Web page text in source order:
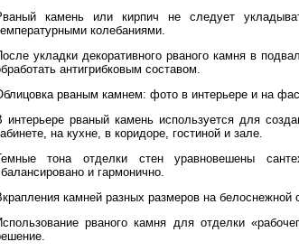
камень или кирпич не следует
колебаниями.
укладки декоративного рваного камня в
антигрибковым составом.
рваным камнем: фото в интерьере и на
интерьере рваный камень используется для
на кухне, в коридоре, гостиной и зале.
тона отделки стен уравновешены
и гармонично.
камней разных размеров на
рваного камня для отделки